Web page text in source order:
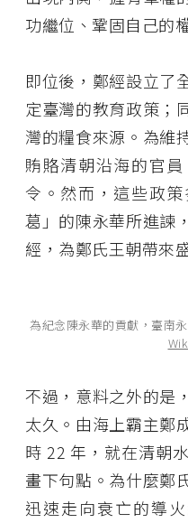
功繼位、鞏固自己的
即位後，鄭經設立了
定臺灣的教育政策；
灣的糧食來源。為維
賄賂清朝沿海的官
令。然而，這些政
葛」的陳永華所進諫
經，為鄭氏王朝帶來
為紀念陳永華的貢獻，臺南
不過，意料之外的是
太久。由海上霸主鄭
時 22 年，就在清朝
畫下句點。為什麼鄭
迅速走向衰亡的導